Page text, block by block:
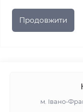
Продовжити
м. Івано-